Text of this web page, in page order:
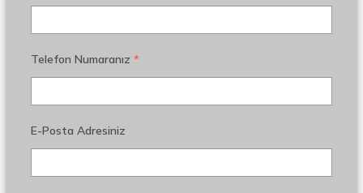
Telefon Numaranız *
E-Posta Adresiniz